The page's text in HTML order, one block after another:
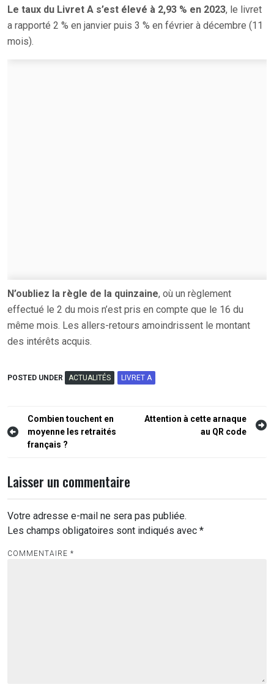
Le taux du Livret A s’est élevé à 2,93 % en 2023, le livret
a rapporté 2 % en janvier puis 3 % en février à décembre (11
mois).
N’oubliez la règle de la quinzaine, où un règlement
effectué le 2 du mois n’est pris en compte que le 16 du
même mois. Les allers-retours amoindrissent le montant
des intérêts acquis.
POSTED UNDER ACTUALITÉS LIVRET A
Navigation
de
Combien touchent en
moyenne les retraités
français ?
Attention à cette arnaque
au QR code
Laisser un commentaire
Votre adresse e-mail ne sera pas publiée.
Les champs obligatoires sont indiqués avec *
COMMENTAIRE *